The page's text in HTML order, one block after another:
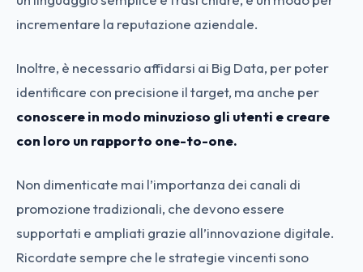
incrementare la reputazione aziendale.
Inoltre, è necessario affidarsi ai Big Data, per poter
identificare con precisione il target, ma anche per
conoscere in modo minuzioso gli utenti e creare
con loro un rapporto one-to-one.
Non dimenticate mai l’importanza dei canali di
promozione tradizionali, che devono essere
supportati e ampliati grazie all’innovazione digitale.
Ricordate sempre che le strategie vincenti sono